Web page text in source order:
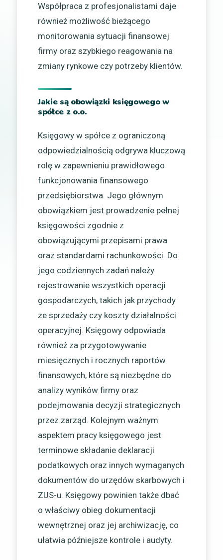
Współpraca z profesjonalistami daje
również możliwość bieżącego
monitorowania sytuacji finansowej
firmy oraz szybkiego reagowania na
zmiany rynkowe czy potrzeby klientów.
Jakie są obowiązki księgowego w
spółce z o.o.
Księgowy w spółce z ograniczoną
odpowiedzialnością odgrywa kluczową
rolę w zapewnieniu prawidłowego
funkcjonowania finansowego
przedsiębiorstwa. Jego głównym
obowiązkiem jest prowadzenie pełnej
księgowości zgodnie z
obowiązującymi przepisami prawa
oraz standardami rachunkowości. Do
jego codziennych zadań należy
rejestrowanie wszystkich operacji
gospodarczych, takich jak przychody
ze sprzedaży czy koszty działalności
operacyjnej. Księgowy odpowiada
również za przygotowywanie
miesięcznych i rocznych raportów
finansowych, które są niezbędne do
analizy wyników firmy oraz
podejmowania decyzji strategicznych
przez zarząd. Kolejnym ważnym
aspektem pracy księgowego jest
terminowe składanie deklaracji
podatkowych oraz innych wymaganych
dokumentów do urzędów skarbowych i
ZUS-u. Księgowy powinien także dbać
o właściwy obieg dokumentacji
wewnętrznej oraz jej archiwizację, co
ułatwia późniejsze kontrole i audyty.